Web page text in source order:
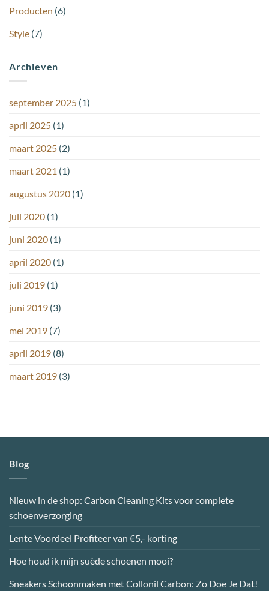
Producten (6)
Style (7)
Archieven
september 2025 (1)
april 2025 (1)
maart 2025 (2)
maart 2021 (1)
augustus 2020 (1)
juli 2020 (1)
juni 2020 (1)
april 2020 (1)
juli 2019 (1)
juni 2019 (3)
mei 2019 (7)
april 2019 (8)
maart 2019 (3)
Blog
Nieuw in de shop: Carbon Cleaning Kits voor complete
schoenverzorging
Lente Voordeel Profiteer van €5,- korting
Hoe houd ik mijn suède schoenen mooi?
Sneakers Schoonmaken met Collonil Carbon: Zo Doe Je Dat!